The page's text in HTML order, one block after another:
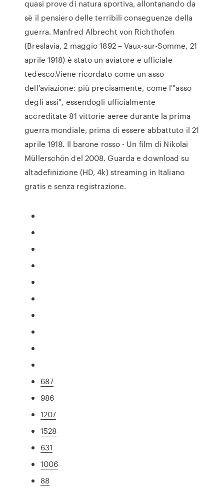
quasi prove di natura sportiva, allontanando da
sè il pensiero delle terribili conseguenze della
guerra. Manfred Albrecht von Richthofen
(Breslavia, 2 maggio 1892 – Vaux-sur-Somme, 21
aprile 1918) è stato un aviatore e ufficiale
tedesco.Viene ricordato come un asso
dell'aviazione: più precisamente, come l'"asso
degli assi", essendogli ufficialmente
accreditate 81 vittorie aeree durante la prima
guerra mondiale, prima di essere abbattuto il 21
aprile 1918. Il barone rosso - Un film di Nikolai
Müllerschön del 2008. Guarda e download su
altadefinizione (HD, 4k) streaming in Italiano
gratis e senza registrazione.
687
986
1207
1528
631
1006
88